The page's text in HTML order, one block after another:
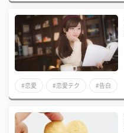
#恋愛 #恋愛テク #告白